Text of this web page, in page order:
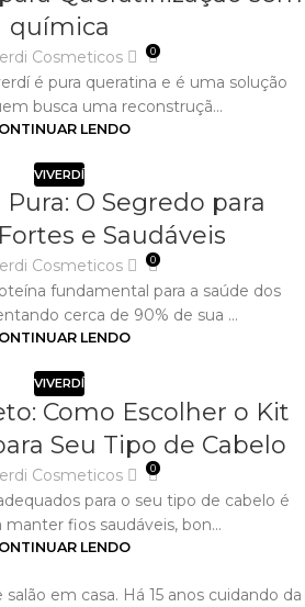
química
Cosmeticos 0
é pura queratina e é uma solução
busca uma reconstruçã...
LENDO
VIVERDÍ
O Segredo para
e Saudáveis
Cosmeticos 0
fundamental para a saúde dos
cerca de 90% de sua ...
LENDO
VIVERDÍ
Como Escolher o Kit
Seu Tipo de Cabelo
Cosmeticos 0
para o seu tipo de cabelo é
manter fios saudáveis, bon...
LENDO
em casa. Há 15 anos cuidando da